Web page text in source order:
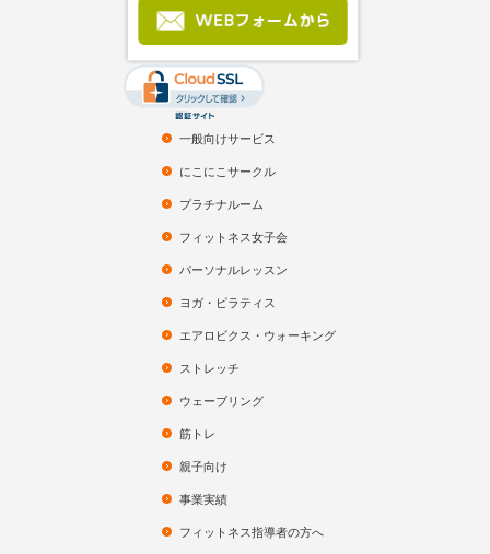
一般向けサービス
にこにこサークル
プラチナルーム
フィットネス女子会
パーソナルレッスン
ヨガ・ピラティス
エアロビクス・ウォーキング
ストレッチ
ウェーブリング
筋トレ
親子向け
事業実績
フィットネス指導者の方へ